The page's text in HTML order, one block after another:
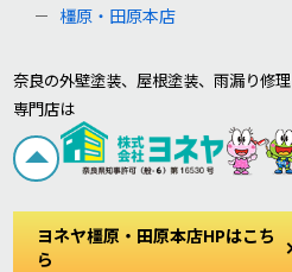
橿原・田原本店
奈良の外壁塗装、屋根塗装、雨漏り修理
専門店は
ヨネヤ橿原・田原本店HPはこち
ら